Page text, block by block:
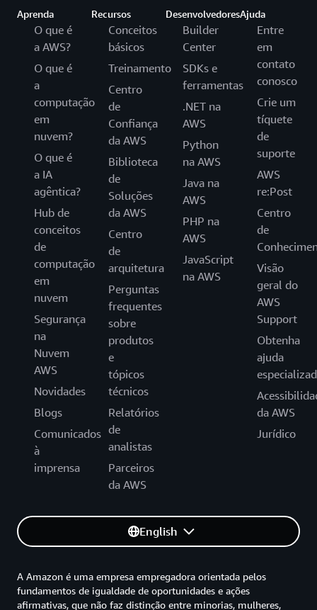
Aprenda
O que é
a AWS?
O que é
a
computação
em
nuvem?
O que é
a IA
agêntica?
Hub de
conceitos
de
computação
em
nuvem
Segurança
na
Nuvem
AWS
Novidades
Blogs
Comunicados
à
imprensa
Recursos
Conceitos
básicos
Treinamento
Centro
de
Confiança
da AWS
Biblioteca
de
Soluções
da AWS
Centro
de
arquitetura
Perguntas
frequentes
sobre
produtos
e
tópicos
técnicos
Relatórios
de
analistas
Parceiros
da AWS
Desenvolvedores
Builder
Center
SDKs e
ferramentas
.NET na
AWS
Python
na AWS
Java na
AWS
PHP na
AWS
JavaScript
na AWS
Ajuda
Entre
em
contato
conosco
Crie um
tíquete
de
suporte
AWS
re:Post
Centro
de
Visão
geral do
AWS
Support
Obtenha
ajuda
da AWS
Jurídico
English
A Amazon é uma empresa empregadora orientada pelos
fundamentos de igualdade de oportunidades e ações
afirmativas, que não faz distinção entre minorias, mulheres,